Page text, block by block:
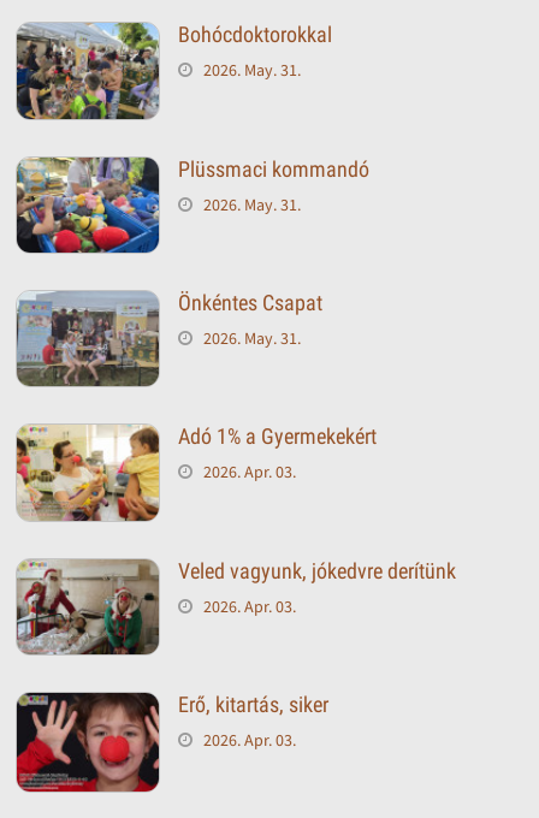
Bohócdoktorokkal
2026. May. 31.
Plüssmaci kommandó
2026. May. 31.
Önkéntes Csapat
2026. May. 31.
Adó 1% a Gyermekekért
2026. Apr. 03.
Veled vagyunk, jókedvre derítünk
2026. Apr. 03.
Erő, kitartás, siker
2026. Apr. 03.